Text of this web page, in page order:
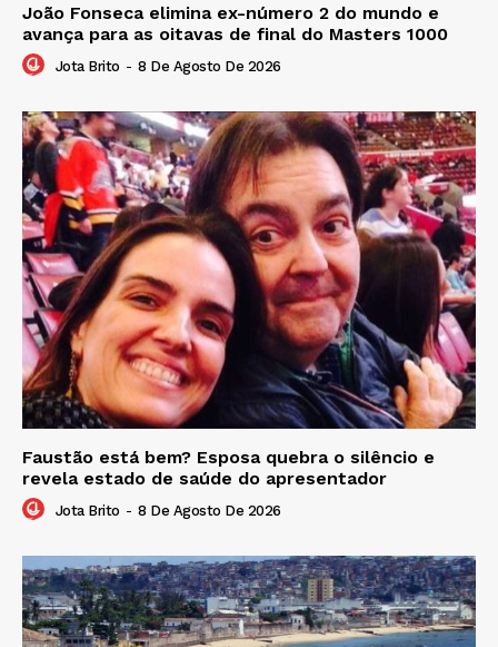
João Fonseca elimina ex-número 2 do mundo e
avança para as oitavas de final do Masters 1000
Jota Brito - 8 De Agosto De 2026
Faustão está bem? Esposa quebra o silêncio e
revela estado de saúde do apresentador
Jota Brito - 8 De Agosto De 2026